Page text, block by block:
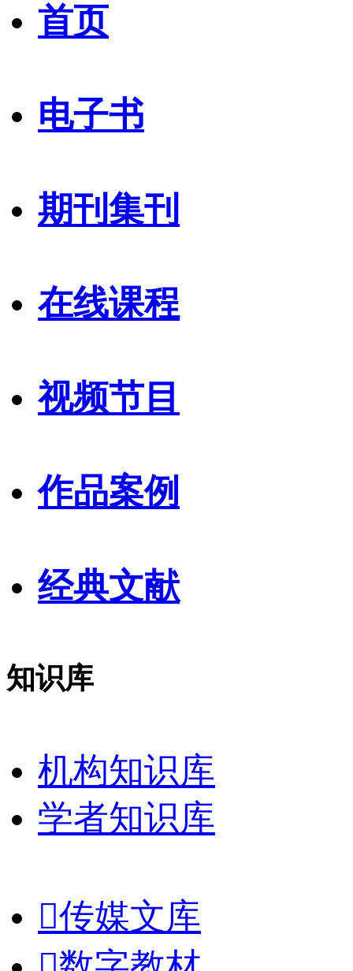
首页
电子书
期刊集刊
在线课程
视频节目
作品案例
经典文献
知识库
机构知识库
学者知识库
传媒文库